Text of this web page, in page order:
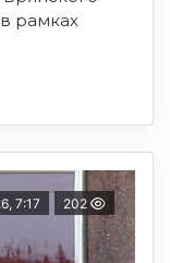
рамках
7:17 202